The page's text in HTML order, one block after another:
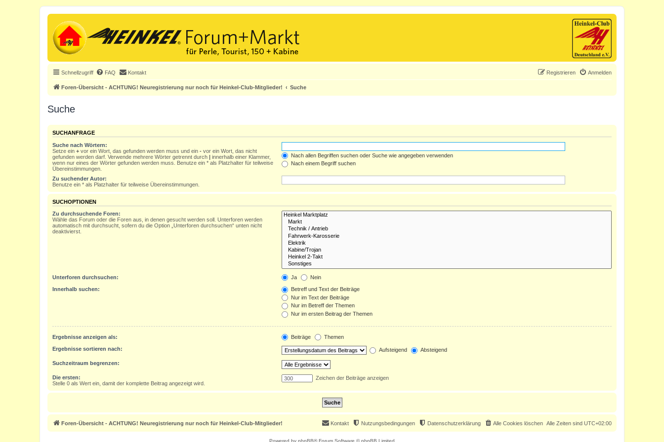
Schnellzugriff FAQ Kontakt Anmelden
Registrieren
Foren-Übersicht - ACHTUNG! Neuregistrierung nur noch für Heinkel-Club-Mitglieder! Suche
Suche
SUCHANFRAGE
Suche nach Wörtern:
Setze ein + vor ein Wort, das gefunden werden muss und ein - vor ein Wort, das nicht
gefunden werden darf. Verwende mehrere Wörter getrennt durch | innerhalb einer Klammer,
wenn nur eines der Wörter gefunden werden muss. Benutze ein * als Platzhalter für teilweise
Übereinstimmungen.
Nach allen Begriffen suchen oder Suche wie angegeben verwenden
Nach einem Begriff suchen
Zu suchender Autor:
Benutze ein * als Platzhalter für teilweise Übereinstimmungen.
SUCHOPTIONEN
Zu durchsuchende Foren:
Wähle das Forum oder die Foren aus, in denen gesucht werden soll. Unterforen werden
automatisch mit durchsucht, sofern du die Option „Unterforen durchsuchen“ unten nicht
deaktivierst.
Unterforen durchsuchen: Ja Nein
Innerhalb suchen:
Betreff und Text der Beiträge
Nur im Text der Beiträge
Nur im Betreff der Themen
Nur im ersten Beitrag der Themen
Ergebnisse anzeigen als: Beiträge Themen
Ergebnisse sortieren nach: Aufsteigend Absteigend
Suchzeitraum begrenzen:
Die ersten:
Stelle 0 als Wert ein, damit der komplette Beitrag angezeigt wird.
Zeichen der Beiträge anzeigen
Foren-Übersicht - ACHTUNG! Neuregistrierung nur noch für Heinkel-Club-Mitglieder! Alle Zeiten sind UTC+02:00
Alle Cookies löschen
Datenschutzerklärung
Nutzungsbedingungen
Kontakt
Powered by phpBB® Forum Software © phpBB Limited